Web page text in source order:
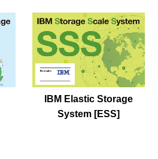
IBM Elastic Storage
System [ESS]